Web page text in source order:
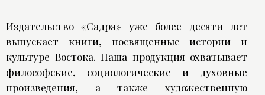
Издательство «Садра» уже более десяти лет
выпускает книги, посвященные истории и
культуре Востока. Наша продукция охватывает
философские, социологические и духовные
произведения, а также художественную